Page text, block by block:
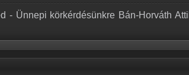
- Ünnepi körkérdésünkre Bán-Horváth